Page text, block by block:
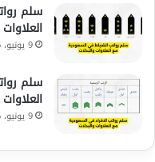
9 يونيو، 2026
9 يونيو، 2026